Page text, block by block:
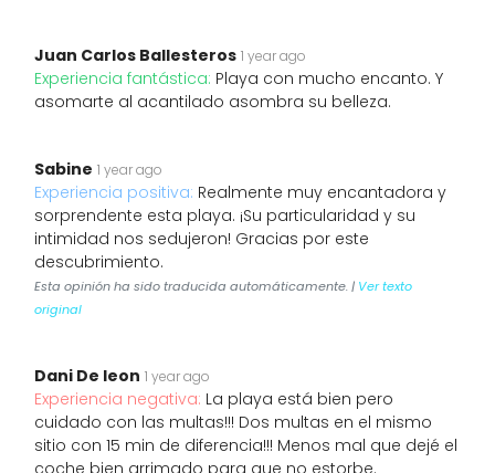
Juan Carlos Ballesteros 1 year ago
Experiencia fantástica: Playa con mucho encanto. Y
asomarte al acantilado asombra su belleza.
Sabine 1 year ago
Experiencia positiva: Realmente muy encantadora y
sorprendente esta playa. ¡Su particularidad y su
intimidad nos sedujeron! Gracias por este
descubrimiento.
Esta opinión ha sido traducida automáticamente. | Ver texto
original
Dani De leon 1 year ago
Experiencia negativa: La playa está bien pero
cuidado con las multas!!! Dos multas en el mismo
sitio con 15 min de diferencia!!! Menos mal que dejé el
coche bien arrimado para que no estorbe.